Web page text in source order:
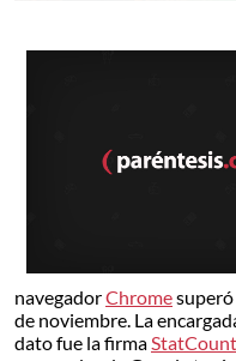
navegadorChromesuperó
de noviembre. La
dato fue la firma